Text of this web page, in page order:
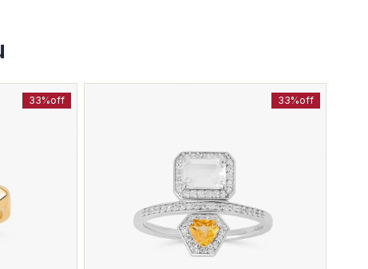
33%off 33%off